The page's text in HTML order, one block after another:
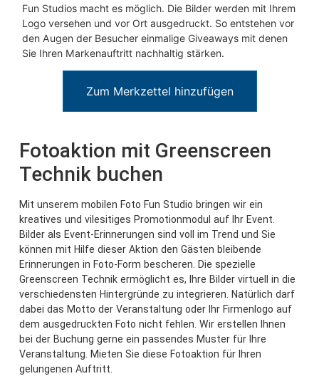
Fun Studios macht es möglich. Die Bilder werden mit Ihrem
Logo versehen und vor Ort ausgedruckt. So entstehen vor
den Augen der Besucher einmalige Giveaways mit denen
Sie Ihren Markenauftritt nachhaltig stärken.
Zum Merkzettel hinzufügen
Fotoaktion mit Greenscreen
Technik buchen
Mit unserem mobilen Foto Fun Studio bringen wir ein
kreatives und vilesitiges Promotionmodul auf Ihr Event.
Bilder als Event-Erinnerungen sind voll im Trend und Sie
können mit Hilfe dieser Aktion den Gästen bleibende
Erinnerungen in Foto-Form bescheren. Die spezielle
Greenscreen Technik ermöglicht es, Ihre Bilder virtuell in die
verschiedensten Hintergründe zu integrieren. Natürlich darf
dabei das Motto der Veranstaltung oder Ihr Firmenlogo auf
dem ausgedruckten Foto nicht fehlen. Wir erstellen Ihnen
bei der Buchung gerne ein passendes Muster für Ihre
Veranstaltung. Mieten Sie diese Fotoaktion für Ihren
gelungenen Auftritt.